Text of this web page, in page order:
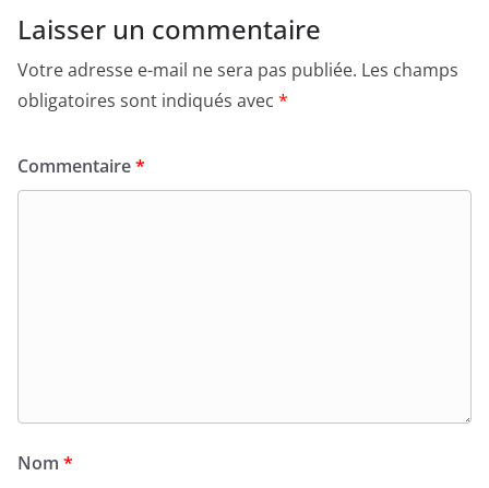
Laisser un commentaire
Votre adresse e-mail ne sera pas publiée. Les champs
obligatoires sont indiqués avec *
Commentaire*
Nom *